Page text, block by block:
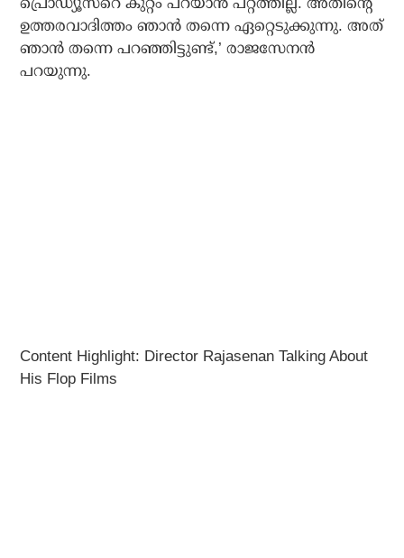
ഉത്തരവാദിത്തം ഞാന്‍ തന്നെ ഏറ്റെടുക്കുന്നു. അത്
ഞാന്‍ തന്നെ പറഞ്ഞിട്ടുണ്ട്,’ രാജസേനന്‍
പറയുന്നു.
Content Highlight: Director Rajasenan Talking About
His Flop Films